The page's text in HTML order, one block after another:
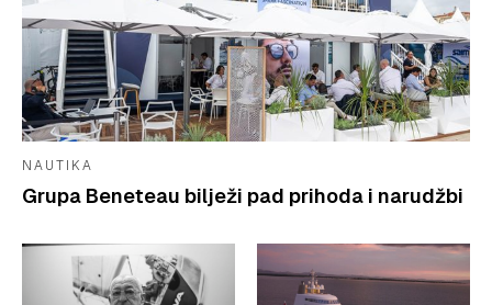
NAUTIKA
Grupa Beneteau bilježi pad prihoda i narudžbi